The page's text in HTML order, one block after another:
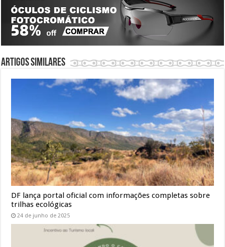
Artigos similares
DF lança portal oficial com informações completas sobre
trilhas ecológicas
24 de junho de 2025